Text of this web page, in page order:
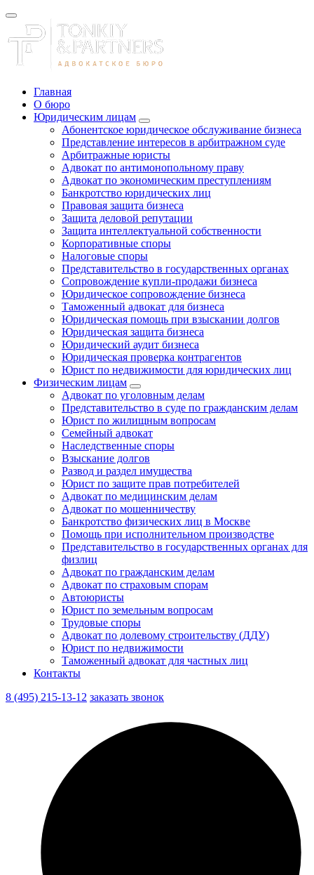
Главная
О бюро
Юридическим лицам
Абонентское юридическое обслуживание бизнеса
Представление интересов в арбитражном суде
Арбитражные юристы
Адвокат по антимонопольному праву
Адвокат по экономическим преступлениям
Банкротство юридических лиц
Правовая защита бизнеса
Защита деловой репутации
Защита интеллектуальной собственности
Корпоративные споры
Налоговые споры
Представительство в государственных органах
Сопровождение купли-продажи бизнеса
Юридическое сопровождение бизнеса
Таможенный адвокат для бизнеса
Юридическая помощь при взыскании долгов
Юридическая защита бизнеса
Юридический аудит бизнеса
Юридическая проверка контрагентов
Юрист по недвижимости для юридических лиц
Физическим лицам
Адвокат по уголовным делам
Представительство в суде по гражданским делам
Юрист по жилищным вопросам
Семейный адвокат
Наследственные споры
Взыскание долгов
Развод и раздел имущества
Юрист по защите прав потребителей
Адвокат по медицинским делам
Адвокат по мошенничеству
Банкротство физических лиц в Москве
Помощь при исполнительном производстве
Представительство в государственных органах для
физлиц
Адвокат по гражданским делам
Адвокат по страховым спорам
Автоюристы
Юрист по земельным вопросам
Трудовые споры
Адвокат по долевому строительству (ДДУ)
Юрист по недвижимости
Таможенный адвокат для частных лиц
Контакты
8 (495) 215-13-12 заказать звонок